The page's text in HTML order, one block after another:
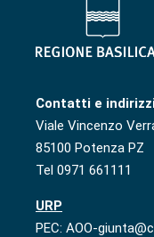
Contatti e
Viale Vincenzo
85100 Potenza PZ
Tel 0971 661111
URP
PEC: AOO-